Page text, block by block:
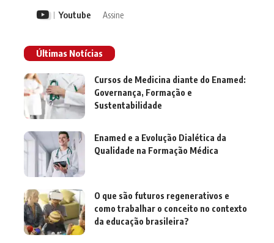
Youtube Assine
Últimas Notícias
Cursos de Medicina diante do Enamed:
Governança, Formação e
Sustentabilidade
Enamed e a Evolução Dialética da
Qualidade na Formação Médica
O que são futuros regenerativos e
como trabalhar o conceito no contexto
da educação brasileira?